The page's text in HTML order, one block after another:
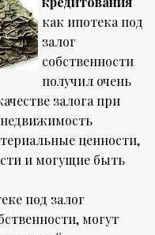
как ипотека под
залог
собственности
получил очень
залога при
недвижимость
ценности,
и могущие быть
под залог
могут